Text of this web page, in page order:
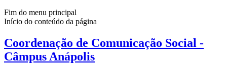
Fim do menu principal
Início do conteúdo da página
Coordenação de Comunicação Social -
Câmpus Anápolis